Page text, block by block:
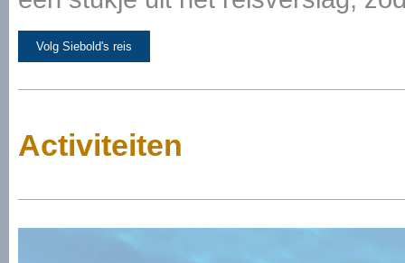
Volg Siebold's reis
Activiteiten